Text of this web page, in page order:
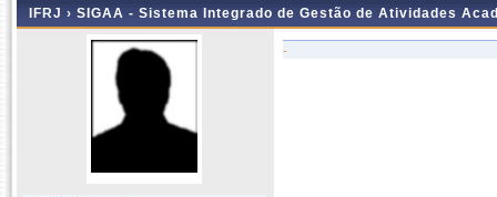
IFRJ › SIGAA - Sistema Integrado de Gestão de Atividades
-